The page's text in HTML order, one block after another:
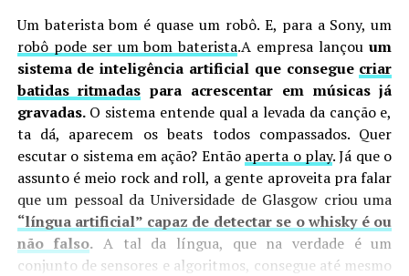
Um baterista bom é quase um robô. E, para a Sony, um
robô pode ser um bom baterista.A empresa lançouum
sistema de inteligência artificial que consegue criar
batidas ritmadas para acrescentar em músicas já
gravadas.O sistema entende qual a levada da canção e,
ta dá, aparecem os beats todos compassados. Quer
escutar o sistema em ação? Então aperta o play. Já que o
assunto é meio rock and roll, a gente aproveita pra falar
que um pessoal da Universidade de Glasgow criou uma
“língua artificial” capaz de detectar se o whisky é ou
não falso. A tal da língua, que na verdade é um
conjunto de sensores e algoritmos, consegue até mesmo